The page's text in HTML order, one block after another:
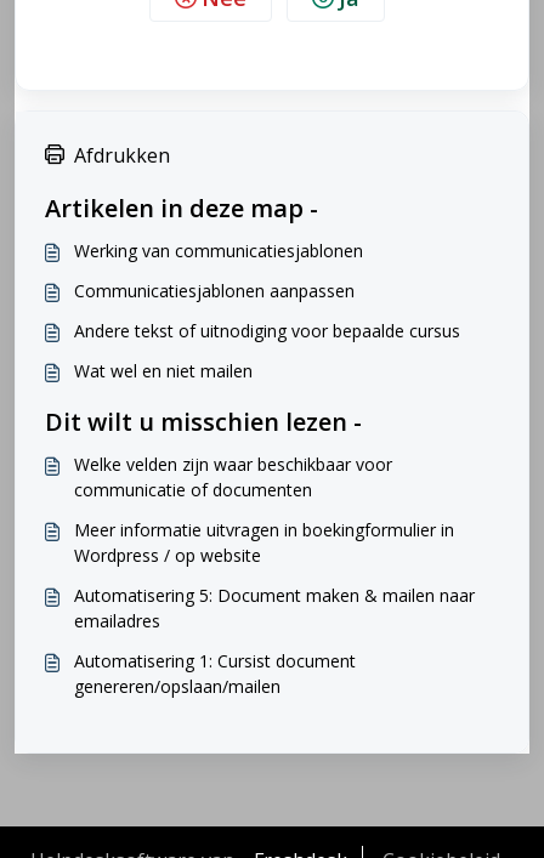
Afdrukken
Artikelen in deze map -
Werking van communicatiesjablonen
Communicatiesjablonen aanpassen
Andere tekst of uitnodiging voor bepaalde cursus
Wat wel en niet mailen
Dit wilt u misschien lezen -
Welke velden zijn waar beschikbaar voor
communicatie of documenten
Meer informatie uitvragen in boekingformulier in
Wordpress / op website
Automatisering 5: Document maken & mailen naar
emailadres
Automatisering 1: Cursist document
genereren/opslaan/mailen